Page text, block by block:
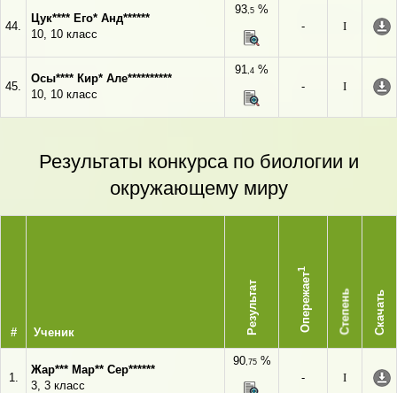
44.
Цук**** Его* Анд******
10, 10 класс
93,5 %
-
I
45.
Осы**** Кир* Але**********
10, 10 класс
91,4 %
-
I
Результаты конкурса по биологии и
окружающему миру
# Ученик Результат Опережает
1
Степень Скачать
1.
Жар*** Мар** Сер******
3, 3 класс
90,75%
-
I